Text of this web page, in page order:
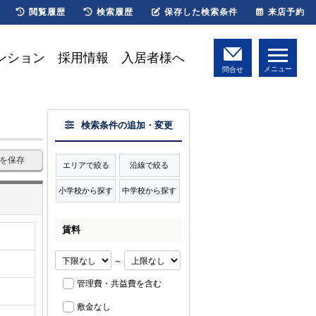
ション 採用情報 入居者様へ
問合せ メニュー
保存
検索条件の追加・変更
エリアで絞る 沿線で絞る
小学校から探す 中学校から探す
賃料
～
管理費・共益費を含む
敷金なし
閲覧履歴 検索履歴 保存した検索条件 来店予約